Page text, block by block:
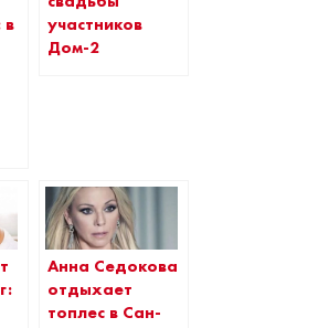
в
участников
Дом-2
Анна Седокова
отдыхает
топлес в Сан-